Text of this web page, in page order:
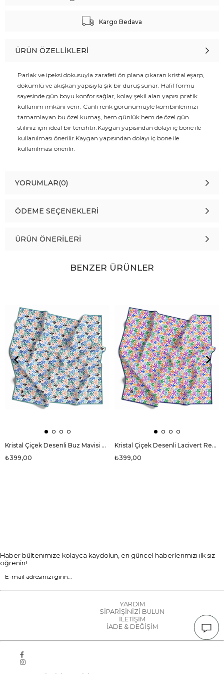
Kargo Bedava
ÜRÜN ÖZELLIKLERI
Parlak ve ipeksi dokusuyla zarafeti ön plana çıkaran kristal eşarp,
dökümlü ve akışkan yapısıyla şık bir duruş sunar. Hafif formu
sayesinde gün boyu konfor sağlar, kolay şekil alan yapısı pratik
kullanım imkânı verir. Canlı renk görünümüyle kombinlerinizi
tamamlayan bu özel kumaş, hem günlük hem de özel gün
stiliniz için ideal bir tercihtir.Kaygan yapısından dolayı iç bone ile
kullanılması önerilir.Kaygan yapısından dolayı iç bone ile
kullanılması önerilir.
YORUMLAR(0)
ÖDEME SEÇENEKLERI
ÜRÜN ÖNERILERI
BENZER ÜRÜNLER
Kristal Çiçek Desenli Buz Mavisi Renkli 90x90 Eşarp (İpek İçermez) Dikim Şekli : El Dikişi
₺399,00
Kristal Çiçek Desenli Lacivert Renkli 90x90 Eşarp (İpek İçermez) Dikim Şekli : El Dikişi
₺399,00
Haber bültenimize kolayca kaydolun, en güncel haberlerimizi ilk siz
öğrenin!
YARDIM
SİPARİŞİNİZİ BULUN
İLETİŞİM
İADE & DEĞİŞİM